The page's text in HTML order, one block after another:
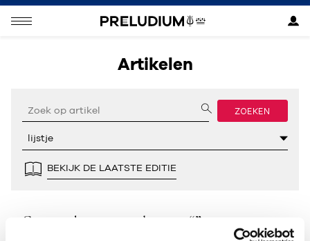
Artikelen
ZOEKEN
BEKIJK DE LAATSTE EDITIE
Geen resultaten gevonden voor “”.